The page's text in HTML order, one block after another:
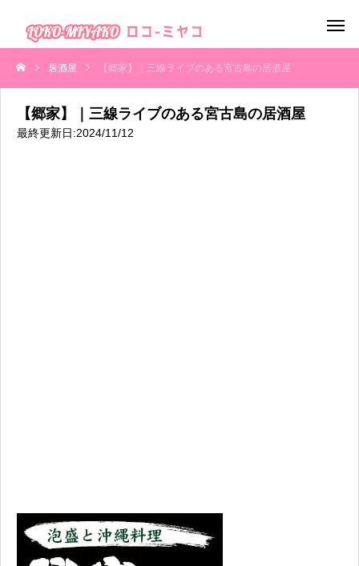
居酒屋 【郷家】｜三線ライブのある宮古島の居酒屋
【郷家】｜三線ライブのある宮古島の居酒屋
最終更新日:2024/11/12